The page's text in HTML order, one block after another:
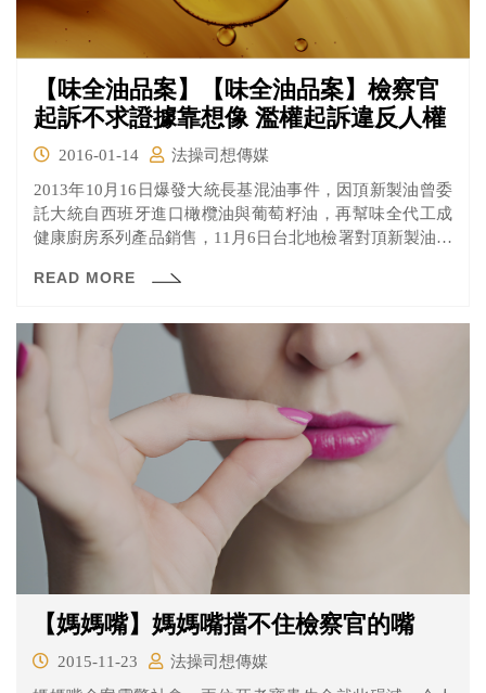
【味全油品案】【味全油品案】檢察官
起訴不求證據靠想像 濫權起訴違反人權
2016-01-14
法操司想傳媒
2013年10月16日爆發大統長基混油事件，因頂新製油曾委
託大統自西班牙進口橄欖油與葡萄籽油，再幫味全代工成
健康廚房系列產品銷售，11月6日台北地檢署對頂新製油與
油兼味全前董事長魏應充、頂新製油前總經理常梅峰、味
檢察官認為魏應充、常梅峰等高層係明知大統油有摻偽、
造假，仍基於成本考量而向下屬指示向高振利進貨。全案
歷經近一年審理程序，1月6日在檢察官論告後，13日進行
魏應充、張教華等被告的結辯，雙方攻防激烈。
READ MORE
【媽媽嘴】媽媽嘴擋不住檢察官的嘴
2015-11-23
法操司想傳媒